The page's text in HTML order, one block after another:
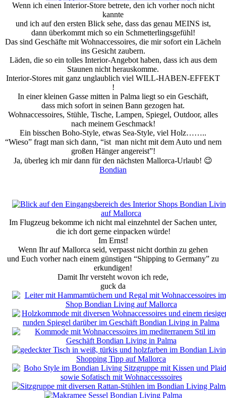
Wenn ich einen Interior-Store betrete, den ich vorher noch nicht
kannte
und ich auf den ersten Blick sehe, dass das genau MEINS ist,
dann überkommt mich so ein Schmetterlingsgefühl!
Das sind Geschäfte mit Wohnaccessoires, die mir sofort ein Lächeln
ins Gesicht zaubern.
Läden, die so ein tolles Interior-Angebot haben, dass ich aus dem
Staunen nicht herauskomme.
Interior-Stores mit ganz unglaublich viel WILL-HABEN-EFFEKT
!
In einer kleinen Gasse mitten in Palma liegt so ein Geschäft,
dass mich sofort in seinen Bann gezogen hat.
Wohnaccessoires, Stühle, Tische, Lampen, Spiegel, Outdoor, alles
nach meinem Geschmack!
Ein bisschen Boho-Style, etwas Sea-Style, viel Holz……..
“Wieso” fragt man sich dann, “ist man nicht mit dem Auto und nem
großen Hänger angereist”!
Ja, überleg ich mir dann für den nächsten Mallorca-Urlaub! 😉
Bondian
Im Flugzeug bekomme ich nicht mal einzehntel der Sachen unter,
die ich dort gerne einpacken würde!
Im Ernst!
Wenn Ihr auf Mallorca seid, verpasst nicht dorthin zu gehen
und Euch vorher nach einem günstigen “Shipping to Germany” zu
erkundigen!
Damit Ihr versteht wovon ich rede,
guck da